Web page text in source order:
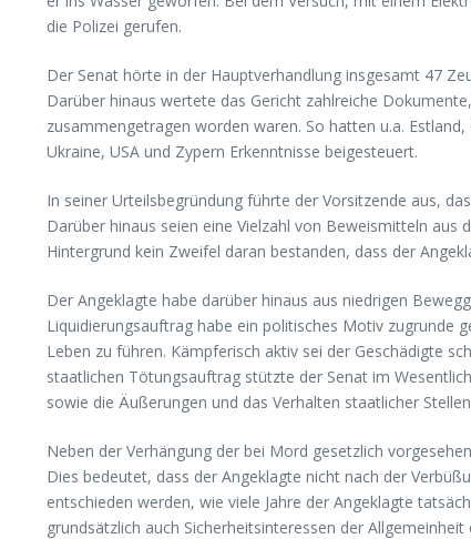
die Polizei gerufen.
Der Senat hörte in der Hauptverhandlung insgesamt 47
Darüber hinaus wertete das Gericht zahlreiche
zusammengetragen worden waren. So hatten u.a.
Ukraine, USA und Zypern Erkenntnisse beigesteuert.
In seiner Urteilsbegründung führte der Vorsitzende aus,
Darüber hinaus seien eine Vielzahl von Beweismitteln
Hintergrund kein Zweifel daran bestanden, dass der
Der Angeklagte habe darüber hinaus aus niedrigen
Liquidierungsauftrag habe ein politisches Motiv zugrunde
Leben zu führen. Kämpferisch aktiv sei der Geschädigte
staatlichen Tötungsauftrag stützte der Senat im
sowie die Äußerungen und das Verhalten staatlicher
Neben der Verhängung der bei Mord gesetzlich
Dies bedeutet, dass der Angeklagte nicht nach der
entschieden werden, wie viele Jahre der Angeklagte
grundsätzlich auch Sicherheitsinteressen der Allgemeinheit